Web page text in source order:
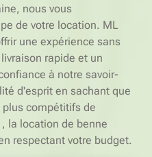
nous vous
de votre location. ML
une expérience sans
rapide et un
à notre savoir-
d'esprit en sachant que
compétitifs de
la location de benne
respectant votre budget.